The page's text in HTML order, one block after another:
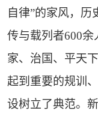
自律”的家风，
传与载列者600
家、治国、平天
起到重要的规训
设树立了典范。